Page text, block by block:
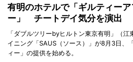
有明のホテルで「ギルティー
ー」 チートデイ気分を演出
「ダブルツリーbyヒルトン東京有明」（
イニング「SAUS（ソース）」が8月3日、
ィー」の提供を始める。